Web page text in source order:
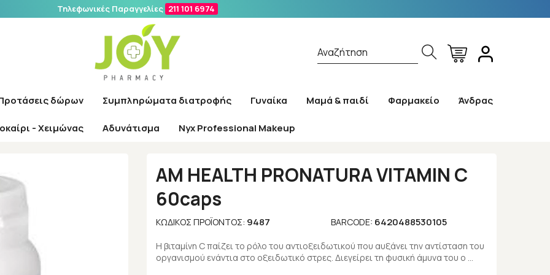
Τηλεφωνικές Παραγγελίες 211 101 6974
Αναζήτηση
δώρων Συμπληρώματα διατροφής Γυναίκα Μαμά & παιδί Φαρμακείο Άνδρας
- Χειμώνας Αδυνάτισμα Nyx Professional Makeup
Αναζήτηση
/ Εταιρίες / AM health / AM HEALTH PRONATURA VITAMIN C 60caps
AM HEALTH PRONATURA VITAMIN C
60caps
ΚΩΔΙΚΌΣ ΠΡΟΪΌΝΤΟΣ: 9487 BARCODE: 6420488530105
Η βιταμίνη C παίζει το ρόλο του αντιοξειδωτικού που αυξάνει την αντίσταση του
οργανισμού ενάντια στο οξειδωτικό στρες. Διεγείρει τη φυσική άμυνα του ο …